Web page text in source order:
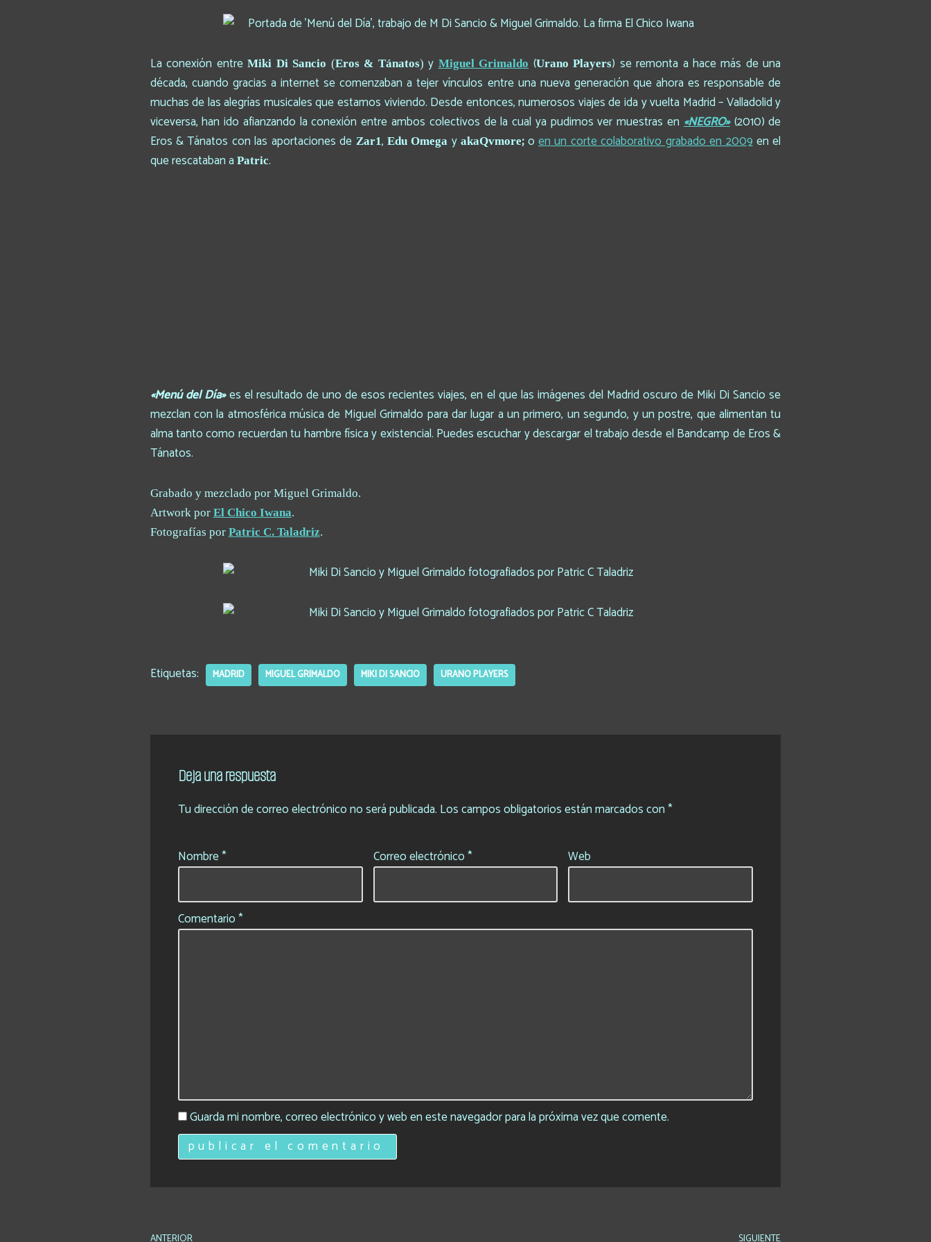
La conexión entreMiki Di Sancio (Eros & Tánatos) yMiguel Grimaldo (Urano Players) se remonta a hace más de una
década, cuando gracias a internet se comenzaban a tejer vínculos entre una nueva generación que ahora es responsable de
muchas de las alegrías musicales que estamos viviendo. Desde entonces, numerosos viajes de ida y vuelta Madrid – Valladolid y
viceversa, han ido afianzando la conexión entre ambos colectivos de la cual ya pudimos ver muestras en «NEGRO»(2010) de
Eros & Tánatos con las aportaciones de Zar1, Edu Omega yakaQvmore;oen un corte colaborativo grabado en 2009en el
que rescataban a Patric.
«Menú del Día»es el resultado de uno de esos recientes viajes, en el que las imágenes del Madrid oscuro de Miki Di Sancio se
mezclan con la atmosférica música de Miguel Grimaldo para dar lugar a un primero, un segundo, y un postre, que alimentan tu
alma tanto como recuerdan tu hambre física y existencial. Puedes escuchar y descargar el trabajo desde el Bandcamp de Eros &
Tánatos.
Grabado y mezclado por Miguel Grimaldo.
Artwork por El Chico Iwana.
Fotografías por Patric C. Taladriz.
Etiquetas: MADRID MIGUEL GRIMALDO MIKI DI SANCIO URANO PLAYERS
Deja una respuesta
Tu dirección de correo electrónico no será publicada. Los campos obligatorios están marcados con*
Nombre* Correo electrónico* Web
Comentario*
Guarda mi nombre, correo electrónico y web en este navegador para la próxima vez que comente.
ANTERIOR SIGUIENTE